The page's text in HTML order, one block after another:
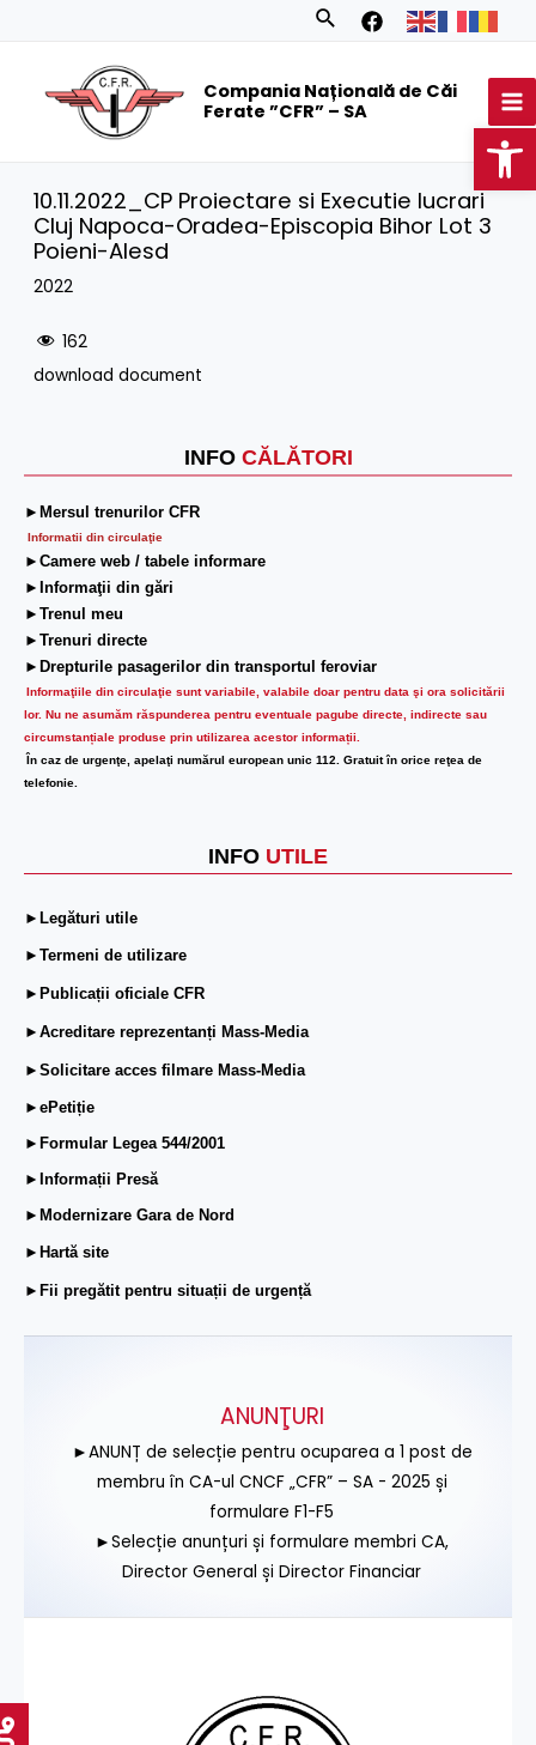
Search
Compania Națională de Căi
Ferate ”CFR” – SA
INFO CĂLĂTORI
►Mersul trenurilor CFR
Informatii din circulaţie
►Camere web / tabele informare
►Informaţii din gări
►Trenul meu
►Trenuri directe
►Drepturile pasagerilor din transportul feroviar
Informaţiile din circulaţie sunt variabile, valabile doar pentru data şi ora solicitării
lor. Nu ne asumăm răspunderea pentru eventuale pagube directe, indirecte sau
circumstanțiale produse prin utilizarea acestor informații.
În caz de urgenţe, apelaţi numărul european unic 112. Gratuit în orice reţea de
telefonie.
INFO UTILE
►Legături utile
►Termeni de utilizare
►Publicații oficiale CFR
►Acreditare reprezentanți Mass-Media
►Solicitare acces filmare Mass-Media
►ePetiție
►Formular Legea 544/2001
►Informații Presă
►Modernizare Gara de Nord
►Hartă site
►Fii pregătit pentru situații de urgență
10.11.2022_CP Proiectare si Executie lucrari
Cluj Napoca-Oradea-Episcopia Bihor Lot 3
Poieni-Alesd
2022
162
download document
ANUNŢURI
►ANUNȚ de selecție pentru ocuparea a 1 post de
membru în CA-ul CNCF „CFR” – SA - 2025 și
formulare F1-F5
►Selecție anunțuri și formulare membri CA,
Director General și Director Financiar